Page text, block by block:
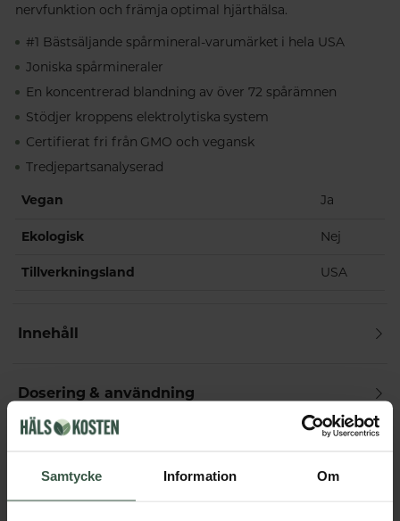
Samtycke Information Om
nervfunktion och främja optimal hjärthälsa.
#1 Bästsäljande spårmineral-varumärket i hela USA
Joniska spårmineraler
En koncentrerad blandning av över 72 spårämnen
Stödjer kroppens elektrolytiska system
Certifierat fri från GMO och vegansk
Tredjepartsanalyserad
Vegan Ja
Ekologisk Nej
Tillverkningsland USA
Innehåll
Dosering & användning